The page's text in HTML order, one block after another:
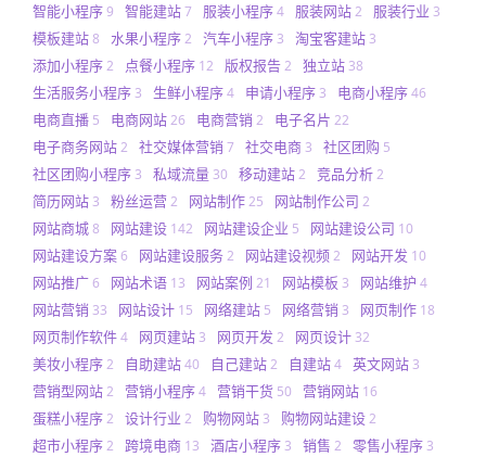
智能小程序9 智能建站7 服装小程序4 服装网站2 服装行业 3
模板建站8 水果小程序2 汽车小程序 3 淘宝客建站 3
添加小程序2 点餐小程序 12 版权报告2 独立站 38
生活服务小程序 3 生鲜小程序4 申请小程序 3 电商小程序46
电商直播 5 电商网站26 电商营销 2 电子名片 22
电子商务网站2 社交媒体营销 7 社交电商 3 社区团购 5
社区团购小程序 3 私域流量 30 移动建站2 竞品分析2
简历网站 3 粉丝运营2 网站制作25 网站制作公司 2
网站商城8 网站建设 142 网站建设企业 5 网站建设公司 10
网站建设方案6 网站建设服务2 网站建设视频2 网站开发 10
网站推广6 网站术语 13 网站案例 21 网站模板 3 网站维护 4
网站营销 33 网站设计 15 网络建站 5 网络营销 3 网页制作 18
网页制作软件4 网页建站 3 网页开发 2 网页设计 32
美妆小程序2 自助建站40 自己建站2 自建站4 英文网站 3
营销型网站2 营销小程序4 营销干货 50 营销网站 16
蛋糕小程序2 设计行业 2 购物网站 3 购物网站建设2
超市小程序2 跨境电商 13 酒店小程序 3 销售 2 零售小程序 3